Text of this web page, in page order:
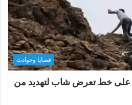
قضايا وحوادث
خط تعرض شاب لتهديد من